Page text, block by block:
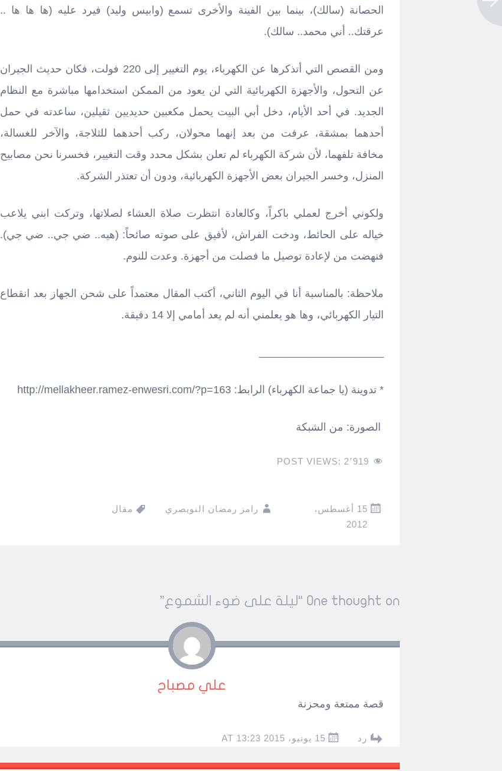
الحصانة (سالك)، بينما بين الفينة والأخرى تسمع (وابيس وليد) فيرد عليه (ها ها ها ..
عرقتك.. أني محمد.. سالك).
ومن القصص التي أتذكرها عن الكهرباء، يوم التغيير إلى 220 فولت، فكان حديث الجيران
عن التحول، والأجهزة الكهربائية التي لن يعود من الممكن استخدامها مباشرة مع النظام
الجديد. في أحد الأيام، دخل أبي البيت يحمل مكعبين حديديين ثقيلين، ساعدته في حمل
أحدهما بمشقة، عرفت من بعد إنهما محولان، ركب أحدهما للثلاجة، والآخر للغسالة،
مخافة تلفهما، لأن شركة الكهرباء لم تعلن بشكل محدد وقت التغيير، فخسرنا نحن مصابيح
المنزل، وخسر الجيران بعض الأجهزة الكهربائية، ودون أن تعتذر الشركة.
ولكوني أخرج لعملي باكراً، وكالعادة انتظرت صلاة العشاء لصلاتها، وتركت ابني يلاعب
خياله على الحائط، ودخت الفراش، لأفيق على صوته صائحاً: (هيه.. ضي جي.. ضي جي).
فنهضت من لإعادة توصيل ما فصلت من أجهزة. وعدت للنوم.
ملاحظة: بالمناسبة أنا في اليوم الثاني، أكتب المقال معتمداً على شحن الجهاز بعد انقطاع
التيار الكهربائي، وها هو يعلمني أنه لم يعد أمامي إلا 14 دقيقة.
* تدوينة (يا جماعة الكهرباء) الرابط: http://mellakheer.ramez-enwesri.com/?p=163
الصورة: من الشبكة
POST VIEWS: 2٬919
15 أغسطس،
2012
رامز رمضان النويصري مقال
Post
navigation ←
→
One thought on “ ليلة على ضوء الشموع”
علي مصباح
قصة ممتعة ومحزنة
رد 15 يونيو، 2015 AT 13:23